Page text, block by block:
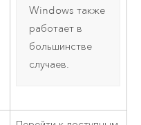
Windows также
работает в
большинстве
случаев.